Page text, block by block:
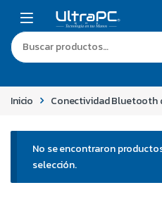
Inicio Conectividad Bluetooth
No se encontraron
selección.